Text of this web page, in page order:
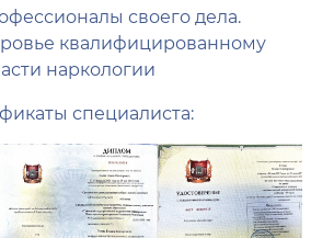
своего дела.
квалифицированному
наркологии
специалиста: